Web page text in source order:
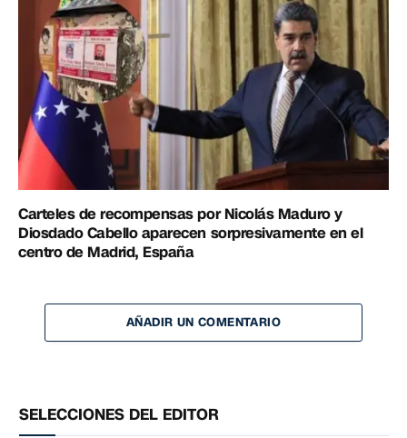
Carteles de recompensas por Nicolás Maduro y
Diosdado Cabello aparecen sorpresivamente en el
centro de Madrid, España
AÑADIR UN COMENTARIO
SELECCIONES DEL EDITOR